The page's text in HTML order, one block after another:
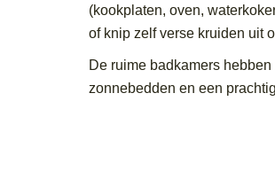
(kookplaten, oven,
of knip zelf verse kruiden uit
De ruime badkamers
zonnebedden en een